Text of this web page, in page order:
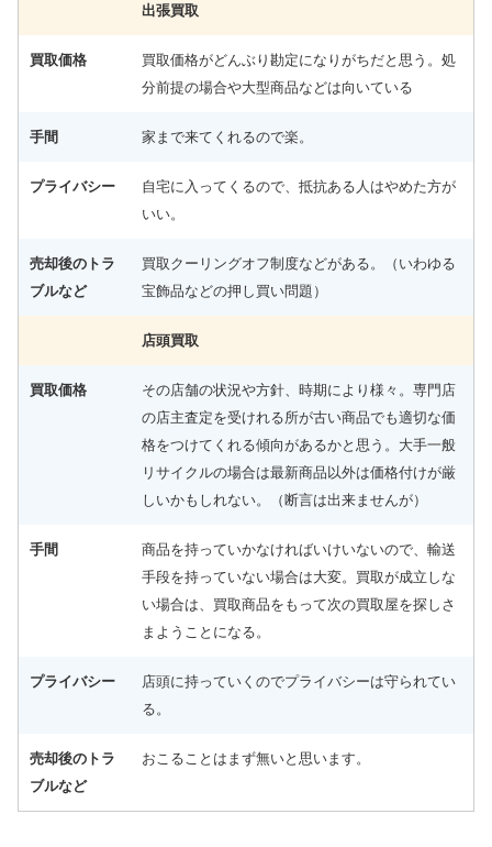
出張買取
買取価格
買取価格がどんぶり勘定になりがちだと思う。処
分前提の場合や大型商品などは向いている
手間 家まで来てくれるので楽。
プライバシー
自宅に入ってくるので、抵抗ある人はやめた方が
いい。
売却後のトラ
ブルなど
買取クーリングオフ制度などがある。（いわゆる
宝飾品などの押し買い問題）
店頭買取
買取価格
その店舗の状況や方針、時期により様々。専門店
の店主査定を受けれる所が古い商品でも適切な価
格をつけてくれる傾向があるかと思う。大手一般
リサイクルの場合は最新商品以外は価格付けが厳
しいかもしれない。（断言は出来ませんが）
手間
商品を持っていかなければいけいないので、輸送
手段を持っていない場合は大変。買取が成立しな
い場合は、買取商品をもって次の買取屋を探しさ
まようことになる。
プライバシー
店頭に持っていくのでプライバシーは守られてい
る。
売却後のトラ
ブルなど
おこることはまず無いと思います。